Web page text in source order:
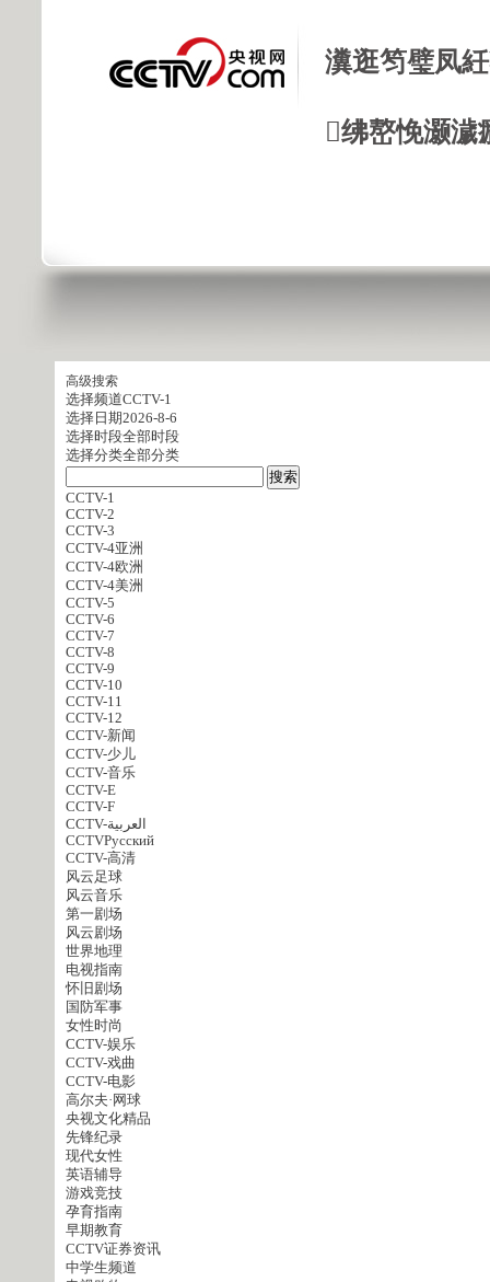
瀵逛笉璧凤
绋嶅悗灏
高级搜索
选择频道CCTV-1
选择日期2026-8-6
选择时段全部时段
选择分类全部分类
CCTV-1
CCTV-2
CCTV-3
CCTV-4亚洲
CCTV-4欧洲
CCTV-4美洲
CCTV-5
CCTV-6
CCTV-7
CCTV-8
CCTV-9
CCTV-10
CCTV-11
CCTV-12
CCTV-新闻
CCTV-少儿
CCTV-音乐
CCTV-E
CCTV-F
CCTV-العربية
CCTVPусский
CCTV-高清
风云足球
风云音乐
第一剧场
风云剧场
世界地理
电视指南
怀旧剧场
国防军事
女性时尚
CCTV-娱乐
CCTV-戏曲
CCTV-电影
高尔夫·网球
央视文化精品
先锋纪录
现代女性
英语辅导
游戏竞技
孕育指南
早期教育
CCTV证券资讯
中学生频道